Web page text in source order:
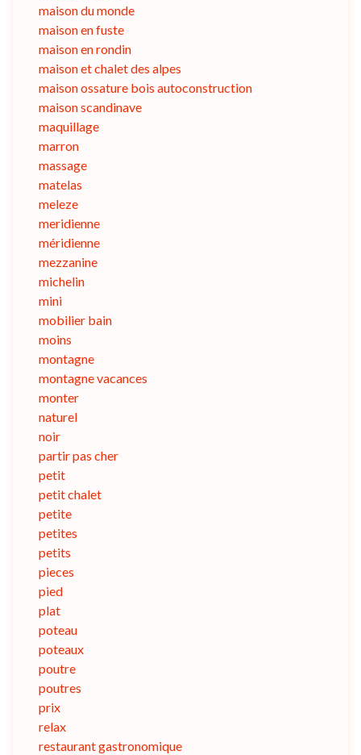
maison du monde
maison en fuste
maison en rondin
maison et chalet des alpes
maison ossature bois autoconstruction
maison scandinave
maquillage
marron
massage
matelas
meleze
meridienne
méridienne
mezzanine
michelin
mini
mobilier bain
moins
montagne
montagne vacances
monter
naturel
noir
partir pas cher
petit
petit chalet
petite
petites
petits
pieces
pied
plat
poteau
poteaux
poutre
poutres
prix
relax
restaurant gastronomique